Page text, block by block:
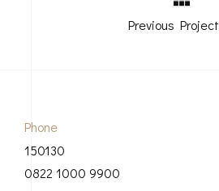
Previous Project
Phone
150130
0822 1000 9900